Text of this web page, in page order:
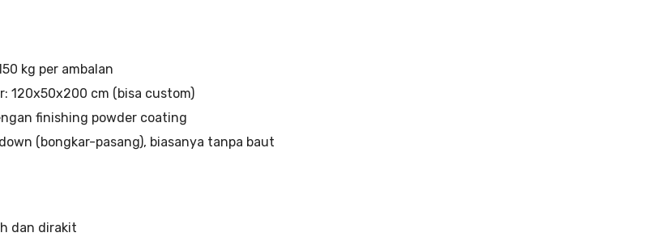
kg per ambalan
120x50x200 cm (bisa custom)
finishing powder coating
(bongkar-pasang), biasanya tanpa baut
dan dirakit